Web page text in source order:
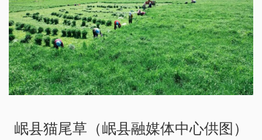
岷县猫尾草（岷县融媒体中心供图）